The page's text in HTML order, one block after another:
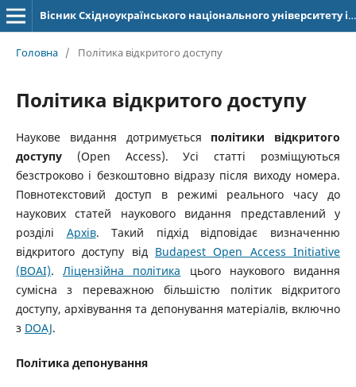
Вісник Східноукраїнського національного університету імені Володимира Даля
Головна / Політика відкритого доступу
Політика відкритого доступу
Наукове видання дотримується політики відкритого
доступу(Open Access). Усі статті розміщуються
безстроково і безкоштовно відразу після виходу номера.
Повнотекстовий доступ в режимі реального часу до
наукових статей наукового видання представлений у
розділі Архів. Такий підхід відповідає визначенню
відкритого доступу від Budapest Open Access Initiative
(BOAI).Ліцензійна політика цього наукового видання
сумісна з переважною більшістю політик відкритого
доступу, архівування та депонування матеріалів, включно
з DOAJ.
Політика депонування